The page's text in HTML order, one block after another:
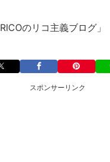
RICOのリコ主義ブログ」
スポンサーリンク